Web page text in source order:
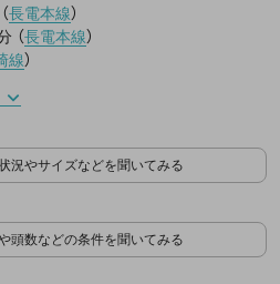
（長電本線）
（長電本線）
線）
況やサイズなどを聞いてみる
頭数などの条件を聞いてみる